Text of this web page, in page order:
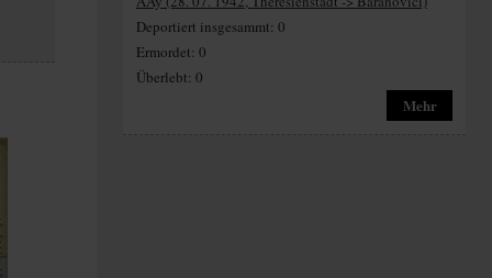
Deportiert insgesammt: 0
Ermordet: 0
Überlebt: 0
Mehr